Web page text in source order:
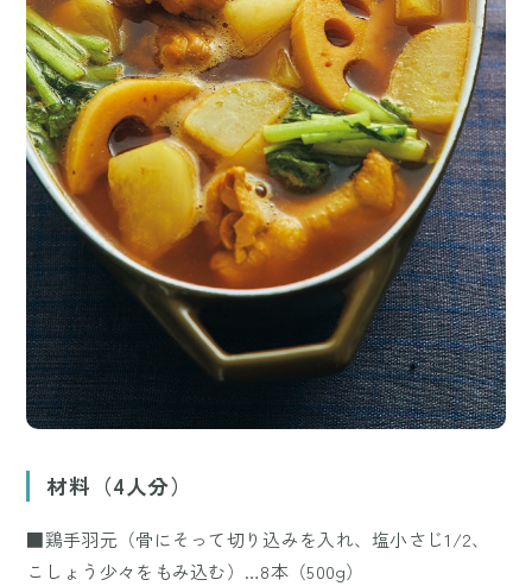
材料（4人分）
■鶏手羽元（骨にそって切り込みを入れ、塩小さじ1/2、
こしょう少々をもみ込む）…8本（500g）